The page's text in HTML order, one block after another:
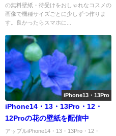
の無料壁紙・待受けをおしゃれなコスメの
画像で機種サイズごとに少しずつ作りま
す。良かったらスマホに...
iPhone13・13Pro
iPhone14・13・13Pro・12・
12Proの花の壁紙を配信中
アップルiPhone14・13・13Pro・12・